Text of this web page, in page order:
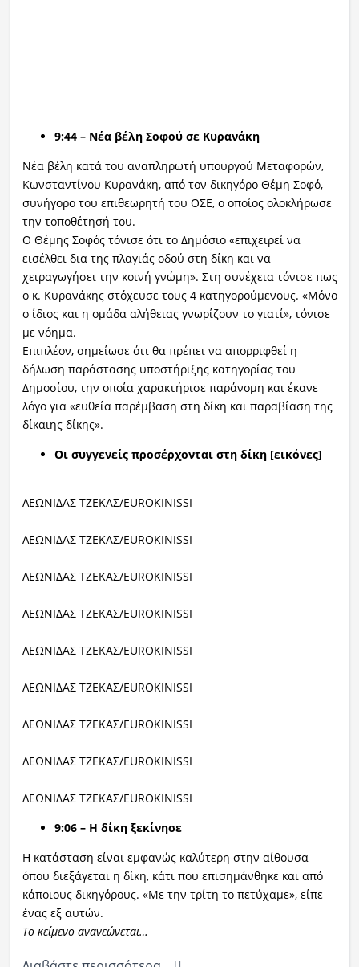
9:44 – Νέα βέλη Σοφού σε Κυρανάκη
Νέα βέλη κατά του αναπληρωτή υπουργού Μεταφορών,
Κωνσταντίνου Κυρανάκη, από τον δικηγόρο Θέμη Σοφό,
συνήγορο του επιθεωρητή του ΟΣΕ, ο οποίος ολοκλήρωσε
την τοποθέτησή του.
Ο Θέμης Σοφός τόνισε ότι το Δημόσιο «επιχειρεί να
εισέλθει δια της πλαγιάς οδού στη δίκη και να
χειραγωγήσει την κοινή γνώμη». Στη συνέχεια τόνισε πως
ο κ. Κυρανάκης στόχευσε τους 4 κατηγορούμενους. «Μόνο
ο ίδιος και η ομάδα αλήθειας γνωρίζουν το γιατί», τόνισε
με νόημα.
Επιπλέον, σημείωσε ότι θα πρέπει να απορριφθεί η
δήλωση παράστασης υποστήριξης κατηγορίας του
Δημοσίου, την οποία χαρακτήρισε παράνομη και έκανε
λόγο για «ευθεία παρέμβαση στη δίκη και παραβίαση της
δίκαιης δίκης».
Οι συγγενείς προσέρχονται στη δίκη [εικόνες]
ΛΕΩΝΙΔΑΣ ΤΖΕΚΑΣ/EUROKINISSI
ΛΕΩΝΙΔΑΣ ΤΖΕΚΑΣ/EUROKINISSI
ΛΕΩΝΙΔΑΣ ΤΖΕΚΑΣ/EUROKINISSI
ΛΕΩΝΙΔΑΣ ΤΖΕΚΑΣ/EUROKINISSI
ΛΕΩΝΙΔΑΣ ΤΖΕΚΑΣ/EUROKINISSI
ΛΕΩΝΙΔΑΣ ΤΖΕΚΑΣ/EUROKINISSI
ΛΕΩΝΙΔΑΣ ΤΖΕΚΑΣ/EUROKINISSI
ΛΕΩΝΙΔΑΣ ΤΖΕΚΑΣ/EUROKINISSI
ΛΕΩΝΙΔΑΣ ΤΖΕΚΑΣ/EUROKINISSI
9:06 – Η δίκη ξεκίνησε
Η κατάσταση είναι εμφανώς καλύτερη στην αίθουσα
όπου διεξάγεται η δίκη, κάτι που επισημάνθηκε και από
κάποιους δικηγόρους. «Με την τρίτη το πετύχαμε», είπε
ένας εξ αυτών.
Το κείμενο ανανεώνεται…